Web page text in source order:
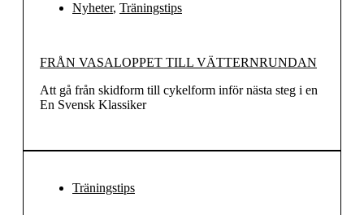
Nyheter, Träningstips
FRÅN VASALOPPET TILL VÄTTERNRUNDAN
Att gå från skidform till cykelform inför nästa steg i en
En Svensk Klassiker
Träningstips